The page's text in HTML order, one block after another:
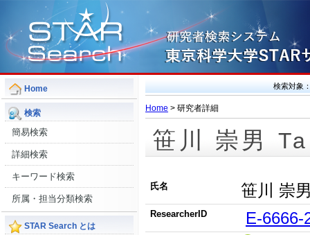
Home
検索
簡易検索
詳細検索
キーワード検索
所属・担当分類検索
STAR Search とは
検索対象
Home > 研究者詳細
笹川 崇男
氏名 笹川 崇
ResearcherID E-6666-